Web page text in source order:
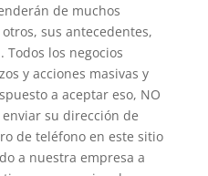
de muchos
sus antecedentes,
los negocios
y acciones masivas y
a aceptar eso, NO
enviar su dirección de
de teléfono en este sitio
a nuestra empresa a